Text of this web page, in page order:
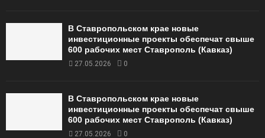
В Ставропольском крае новые
инвестиционные проекты обеспечат свыше
600 рабочих мест Ставрополь (Кавказ)
27.05.2026 0
В Ставропольском крае новые
инвестиционные проекты обеспечат свыше
600 рабочих мест Ставрополь (Кавказ)
27.05.2026 0